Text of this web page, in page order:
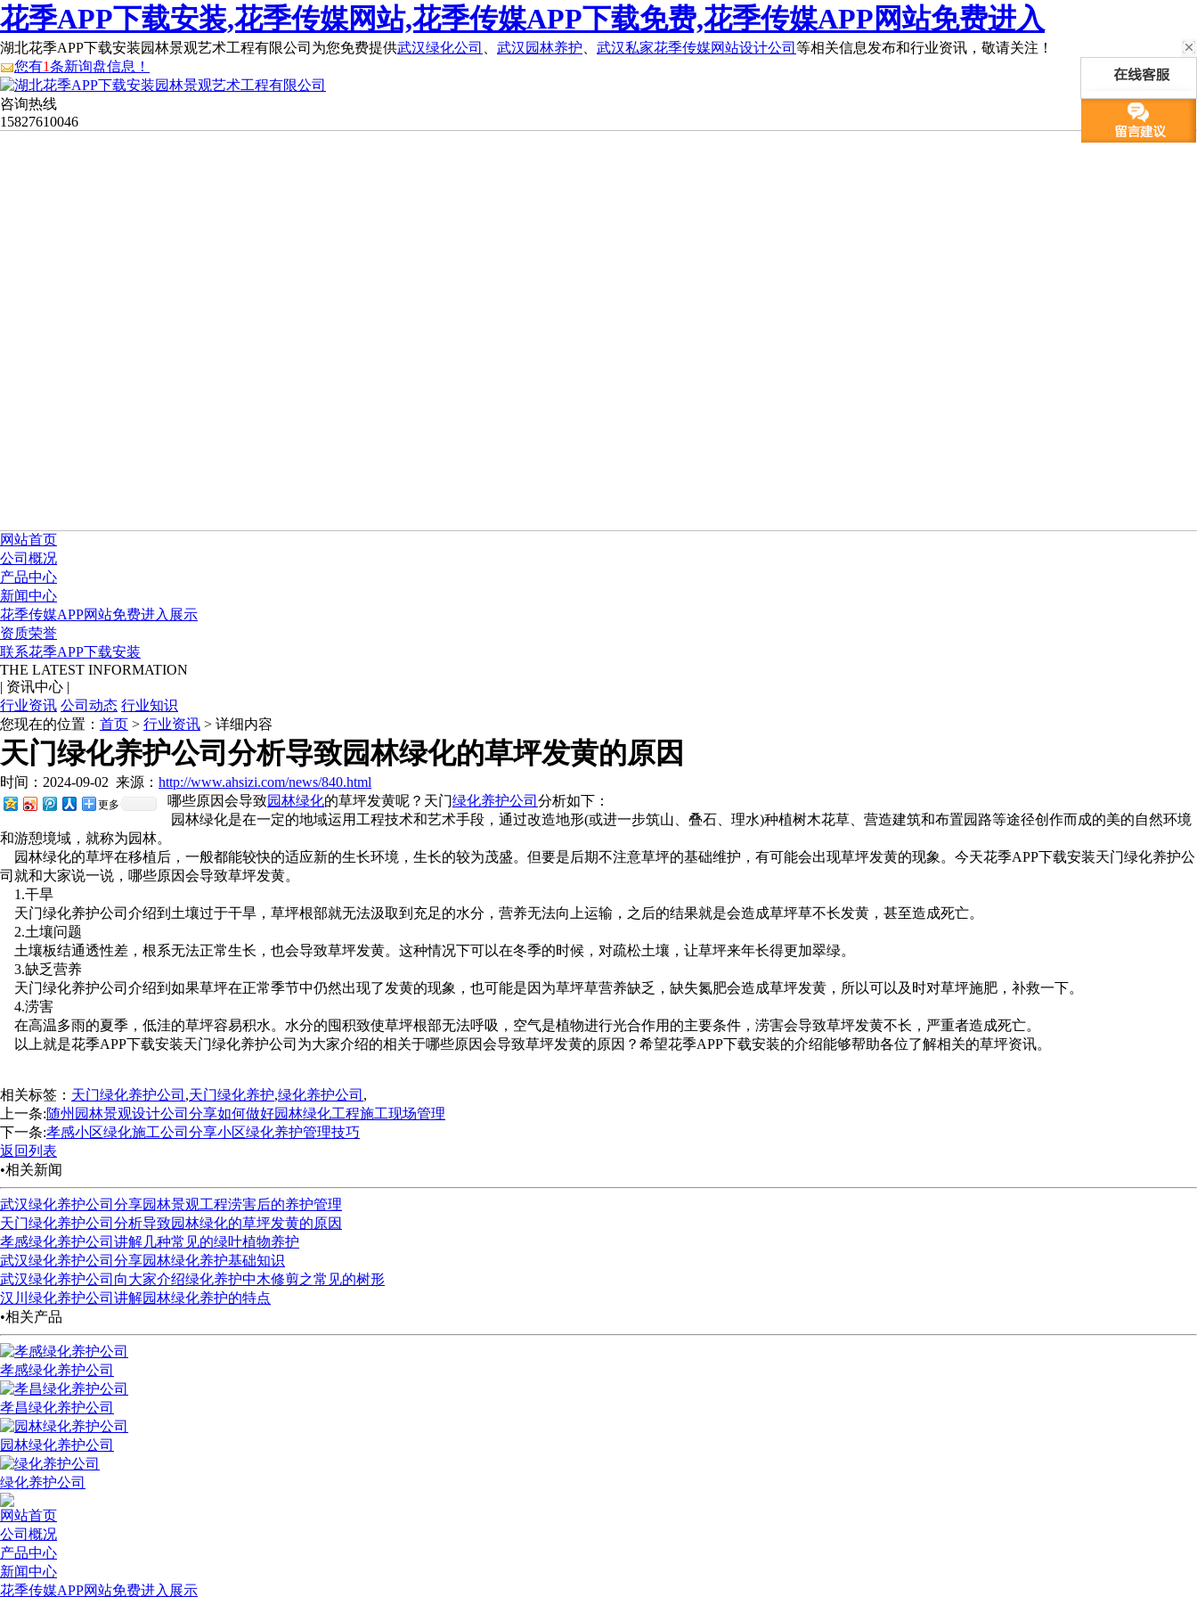
花季APP下载安装,花季传媒网站,花季传媒APP下载免费,花季传媒APP网站免费进入
湖北花季APP下载安装园林景观艺术工程有限公司为您免费提供武汉绿化公司 武汉园林养护 武汉私家花季传媒网站设计公司 等相关信息发布和行业资讯，敬请关注！
您有1条新询盘信息！
咨询热线
15827610046
网站首页
公司概况
产品中心
新闻中心
花季传媒APP网站免费进入展示
资质荣誉
联系花季APP下载安装
THE LATEST INFORMATION
| 资讯中心 |
行业资讯 公司动态 行业知识
您现在的位置： 首页 > 行业资讯 > 详细内容
天门绿化养护公司分析导致园林绿化的草坪发黄的原因
时间：2024-09-02 来源： http://www.ahsizi.com/news/840.html
更多 哪些原因会导致园林绿化的草坪发黄呢？天门绿化养护公司 分析如下：
园林绿化是在一定的地域运用工程技术和艺术手段，通过改造地形(或进一步筑山、叠石、理水)种植树木花草、营造建筑和布置园路等途径创作而成的美的自然环境
和游憩境域，就称为园林。
园林绿化的草坪在移植后，一般都能较快的适应新的生长环境，生长的较为茂盛。但要是后期不注意草坪的基础维护，有可能会出现草坪发黄的现象。今天花季APP下载安装天门绿化养护公
司就和大家说一说，哪些原因会导致草坪发黄。
1.干旱
天门绿化养护公司介绍到土壤过于干旱，草坪根部就无法汲取到充足的水分，营养无法向上运输，之后的结果就是会造成草坪草不长发黄，甚至造成死亡。
2.土壤问题
土壤板结通透性差，根系无法正常生长，也会导致草坪发黄。这种情况下可以在冬季的时候，对疏松土壤，让草坪来年长得更加翠绿。
3.缺乏营养
天门绿化养护公司介绍到如果草坪在正常季节中仍然出现了发黄的现象，也可能是因为草坪草营养缺乏，缺失氮肥会造成草坪发黄，所以可以及时对草坪施肥，补救一下。
4.涝害
在高温多雨的夏季，低洼的草坪容易积水。水分的囤积致使草坪根部无法呼吸，空气是植物进行光合作用的主要条件，涝害会导致草坪发黄不长，严重者造成死亡。
以上就是花季APP下载安装天门绿化养护公司为大家介绍的相关于哪些原因会导致草坪发黄的原因？希望花季APP下载安装的介绍能够帮助各位了解相关的草坪资讯。
相关标签： 天门绿化养护公司 ,天门绿化养护,绿化养护公司 ,
上一条:随州园林景观设计公司分享如何做好园林绿化工程施工现场管理
下一条:孝感小区绿化施工公司分享小区绿化养护管理技巧
返回列表
•相关新闻
武汉绿化养护公司分享园林景观工程涝害后的养护管理
天门绿化养护公司分析导致园林绿化的草坪发黄的原因
孝感绿化养护公司讲解几种常见的绿叶植物养护
武汉绿化养护公司分享园林绿化养护基础知识
武汉绿化养护公司向大家介绍绿化养护中木修剪之常见的树形
汉川绿化养护公司讲解园林绿化养护的特点
•相关产品
孝感绿化养护公司
孝昌绿化养护公司
园林绿化养护公司
绿化养护公司
网站首页
公司概况
产品中心
新闻中心
花季传媒APP网站免费进入展示